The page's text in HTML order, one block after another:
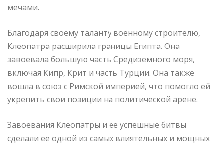
мечами.
Благодаря своему таланту военному строителю,
Клеопатра расширила границы Египта. Она
завоевала большую часть Средиземного моря,
включая Кипр, Крит и часть Турции. Она также
вошла в союз с Римской империей, что помогло ей
укрепить свои позиции на политической арене.
Завоевания Клеопатры и ее успешные битвы
сделали ее одной из самых влиятельных и мощных